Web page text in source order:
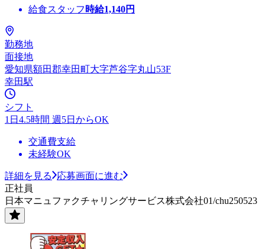
給食スタッフ 時給1,140円
勤務地
面接地
愛知県額田郡幸田町大字芦谷字丸山53F
幸田駅
シフト
1日4.5時間 週5日からOK
交通費支給
未経験OK
詳細を見る
応募画面に進む
正社員
日本マニュファクチャリングサービス株式会社01/chu250523